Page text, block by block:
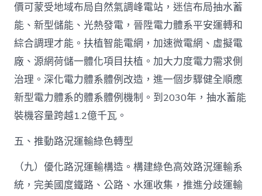
價可蒙受地域布局自然氣調峰電站，迷信布局抽水蓄
能、新型儲能、光熱發電，晉陞電力體系平安運轉和
綜合調理才能。扶植智能電網，加速微電網、虛擬電
廠、源網荷儲一體化項目扶植。加大力度電力需求側
治理。深化電力體系體例改造，進一個步驟健全順應
新型電力體系的體系體例機制。到2030年，抽水蓄能
裝機容量跨越1.2億千瓦。
五、推動路況運輸綠色轉型
（九）優化路況運輸構造。構建綠色高效路況運輸系
統，完美國度鐵路、公路、水運收集，推進分歧運輸